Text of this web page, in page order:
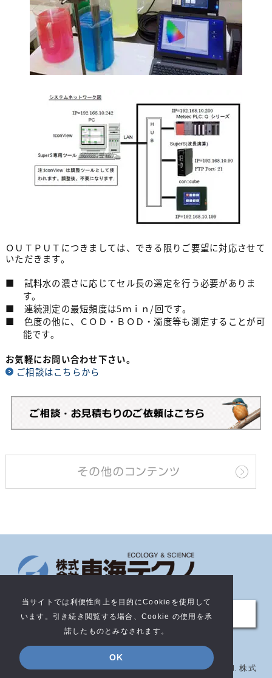
当サイトでは利便性向上を目的にCookieを使用して
います。引き続き閲覧する場合、Cookie の使用を承
諾したものとみなされます。
OK
ＯＵＴＰＵＴにつきましては、できる限りご要望に対応させて
いただきます。
■ 試料水の濃さに応じてセル長の選定を行う必要がありま
す。
■ 連続測定の最短頻度は5ｍｉｎ/回です。
■ 色度の他に、ＣＯＤ・ＢＯＤ・濁度等も測定することが可
能です。
お気軽にお問い合わせ下さい。
ご相談はこちらから
サイトについて
Copyright c Tokai-techno Co.,Ltd. All rights Reserved.株式